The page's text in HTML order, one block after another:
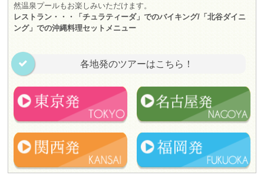
然温泉プールもお楽しみいただけます。
レストラン・・・「チュラティーダ」でのバイキング/「北谷ダイニ
ング」での沖縄料理セットメニュー
各地発のツアーはこちら！